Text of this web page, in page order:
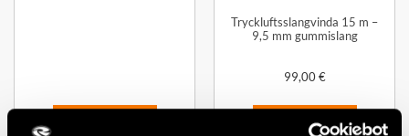
Lägg till i varukorg
Tryckluftsslangvinda 15 m –
9,5 mm gummislang
99,00€
Lägg till i varukorg